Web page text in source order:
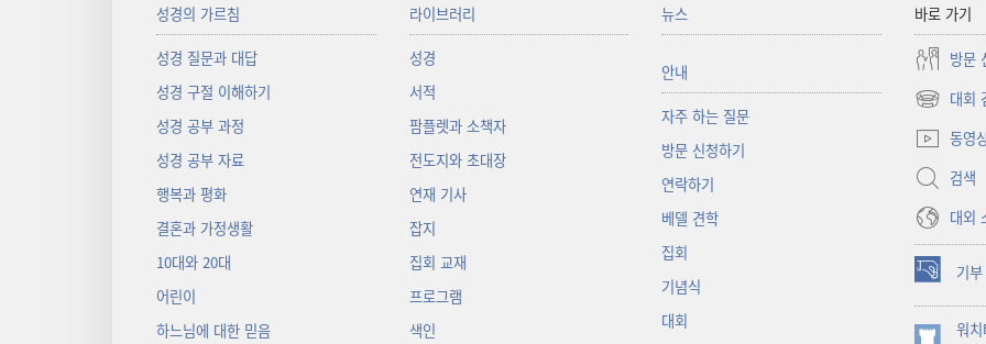
성경의 가르침
성경 질문과 대답
성경 구절 이해하기
성경 공부 과정
성경 공부 자료
행복과 평화
결혼과 가정생활
10대와 20대
어린이
하느님에 대한 믿음
라이브러리
성경
서적
팜플렛과 소책자
전도지와 초대장
연재 기사
잡지
집회 교재
프로그램
색인
뉴스
안내
자주 하는 질문
방문 신청하기
연락하기
베델 견학
집회
기념식
대회
바로 가기
방문
대회
(새로운
창
동영
검색
대외
기부
(새로운
창
열기)
워